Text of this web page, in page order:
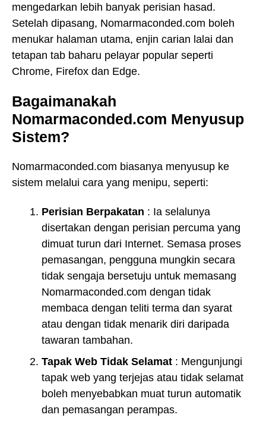
mengedarkan lebih banyak perisian hasad.
Setelah dipasang, Nomarmaconded.com boleh
menukar halaman utama, enjin carian lalai dan
tetapan tab baharu pelayar popular seperti
Chrome, Firefox dan Edge.
Bagaimanakah
Nomarmaconded.com Menyusup
Sistem?
Nomarmaconded.com biasanya menyusup ke
sistem melalui cara yang menipu, seperti:
Perisian Berpakatan : Ia selalunya
disertakan dengan perisian percuma yang
dimuat turun dari Internet. Semasa proses
pemasangan, pengguna mungkin secara
tidak sengaja bersetuju untuk memasang
Nomarmaconded.com dengan tidak
membaca dengan teliti terma dan syarat
atau dengan tidak menarik diri daripada
tawaran tambahan.
Tapak Web Tidak Selamat : Mengunjungi
tapak web yang terjejas atau tidak selamat
boleh menyebabkan muat turun automatik
dan pemasangan perampas.